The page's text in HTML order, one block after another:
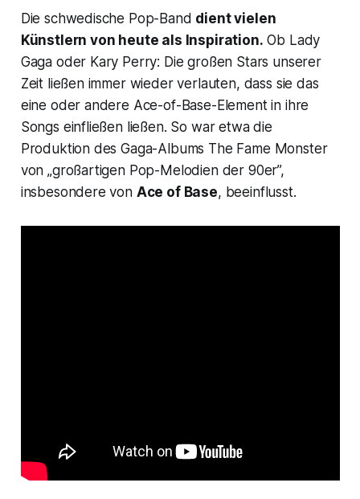
Die schwedische Pop-Band dient vielen
Künstlern von heute als Inspiration. Ob Lady
Gaga oder Kary Perry: Die großen Stars unserer
Zeit ließen immer wieder verlauten, dass sie das
eine oder andere Ace-of-Base-Element in ihre
Songs einfließen ließen. So war etwa die
Produktion des Gaga-Albums The Fame Monster
von „großartigen Pop-Melodien der 90er”,
insbesondere von Ace of Base, beeinflusst.